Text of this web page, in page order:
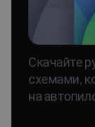
Скачайте
схемами,
на